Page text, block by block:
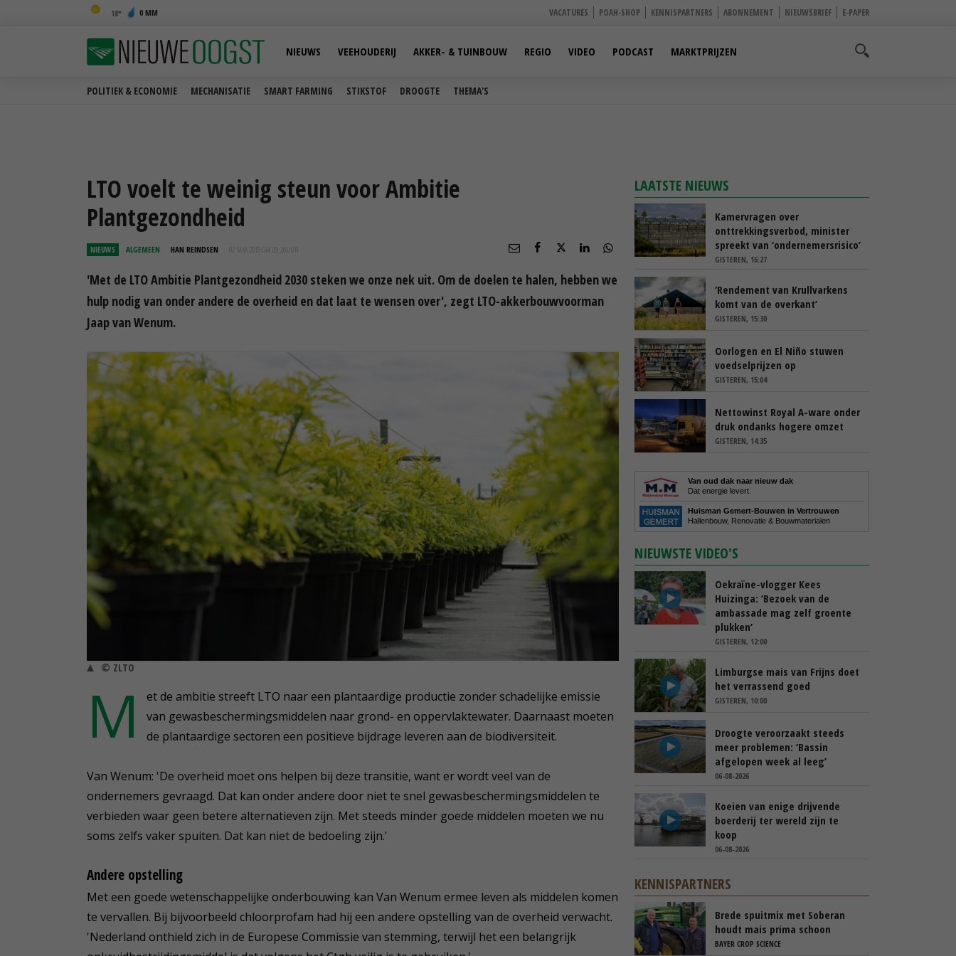
18 0 MM VACATURES POAH-SHOP KENNISPARTNERS ABONNEMENT NIEUWSBRIEF E-PAPER
POLITIEK & ECONOMIE MECHANISATIE SMART FARMING STIKSTOF DROOGTE THEMA'S
NIEUWS VEEHOUDERIJ AKKER- & TUINBOUW REGIO VIDEO PODCAST MARKTPRIJZEN
LTO voelt te weinig steun voor Ambitie
Plantgezondheid
NIEUWS ALGEMEEN HAN REINDSEN 02 MAA 2019 OM 09:20
'Met de LTO Ambitie Plantgezondheid 2030 steken we onze nek uit. Om de doelen te halen, hebben we
hulp nodig van onder andere de overheid en dat laat te wensen over', zegt LTO-akkerbouwvoorman
Jaap van Wenum.
© ZLTO
M
et de ambitie streeft LTO naar een plantaardige productie zonder schadelijke emissie
van gewasbeschermingsmiddelen naar grond- en oppervlaktewater. Daarnaast moeten
de plantaardige sectoren een positieve bijdrage leveren aan de biodiversiteit.
Van Wenum: 'De overheid moet ons helpen bij deze transitie, want er wordt veel van de
ondernemers gevraagd. Dat kan onder andere door niet te snel gewasbeschermingsmiddelen te
verbieden waar geen betere alternatieven zijn. Met steeds minder goede middelen moeten we nu
soms zelfs vaker spuiten. Dat kan niet de bedoeling zijn.'
Andere opstelling
Met een goede wetenschappelijke onderbouwing kan Van Wenum ermee leven als middelen komen
te vervallen. Bij bijvoorbeeld chloorprofam had hij een andere opstelling van de overheid verwacht.
'Nederland onthield zich in de Europese Commissie van stemming, terwijl het een belangrijk
LAATSTE NIEUWS
Kamervragen over
onttrekkingsverbod, minister
spreekt van ‘ondernemersrisico’
GISTEREN, 16:27
‘Rendement van Krullvarkens
komt van de overkant’
GISTEREN, 15:30
Oorlogen en El Niño stuwen
voedselprijzen op
GISTEREN, 15:04
Nettowinst Royal A-ware onder
druk ondanks hogere omzet
GISTEREN, 14:35
Van oud dak naar nieuw dak
Dat energie levert.
Huisman Gemert-Bouwen in Vertrouwen
Hallenbouw, Renovatie & Bouwmaterialen
NIEUWSTE VIDEO'S
Oekraïne-vlogger Kees
Huizinga: ‘Bezoek van de
ambassade mag zelf groente
plukken’
GISTEREN, 12:00
Limburgse mais van Frijns doet
het verrassend goed
GISTEREN, 10:00
Droogte veroorzaakt steeds
meer problemen: ‘Bassin
afgelopen week al leeg’
06-08-2026
Koeien van enige drijvende
boerderij ter wereld zijn te
koop
06-08-2026
KENNISPARTNERS
Brede spuitmix met Soberan
houdt mais prima schoon
BAYER CROP SCIENCE